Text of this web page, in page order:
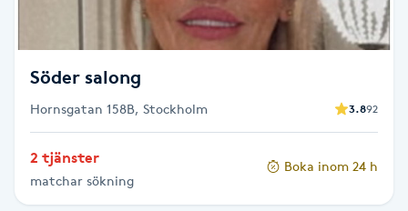
Gruppträning
Gua Sha-massage
Hatha Yoga
Söder salong
Hornsgatan 158B, Stockholm 3.892
2 tjänster
matchar sökning
Boka inom 24 h